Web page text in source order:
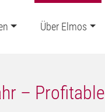
Über Elmos
–